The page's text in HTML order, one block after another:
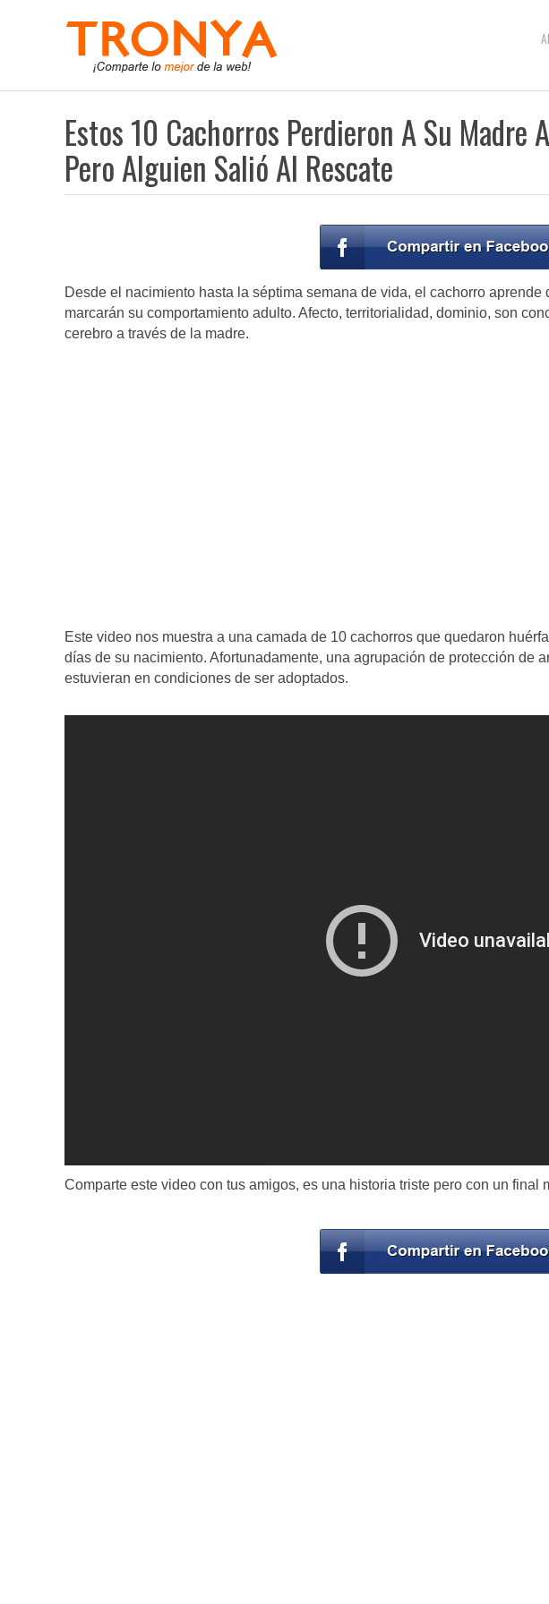
Estos 10 Cachorros Perdieron A Su Madre
Pero Alguien Salió Al Rescate
Desde el nacimiento hasta la séptima semana de vida, el cachorro
marcarán su comportamiento adulto. Afecto, territorialidad, dominio, son
cerebro a través de la madre.
Este video nos muestra a una camada de 10 cachorros que quedaron
días de su nacimiento. Afortunadamente, una agrupación de protección de
estuvieran en condiciones de ser adoptados.
Comparte este video con tus amigos, es una historia triste pero con un final